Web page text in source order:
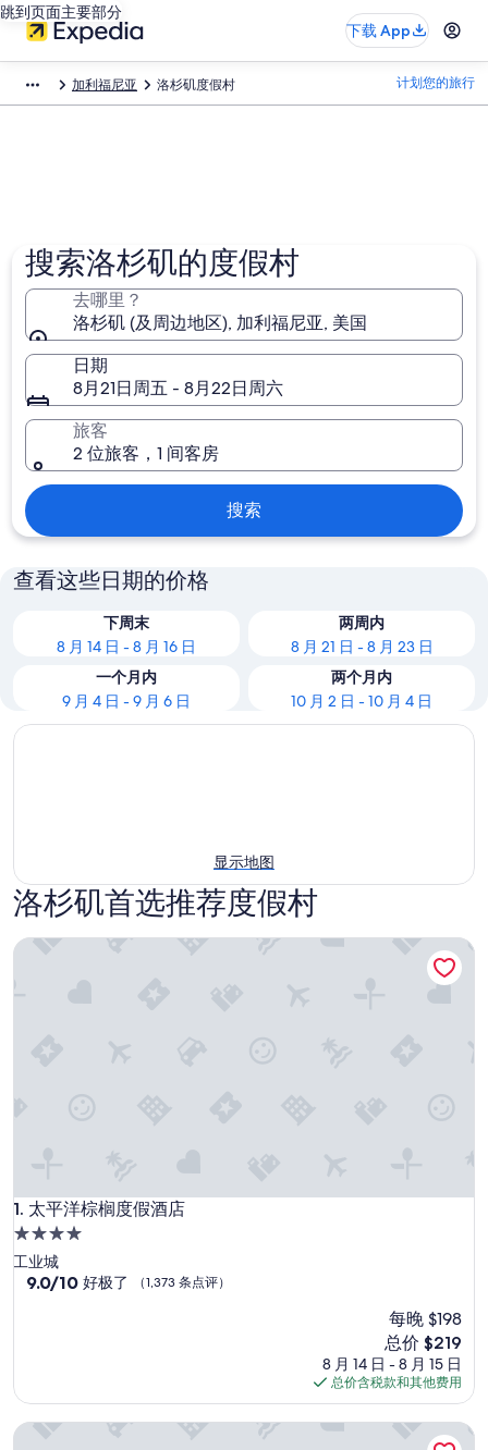
跳到页面主要部分
下载 App
加利福尼亚 洛杉矶度假村 计划您的旅行
搜索洛杉矶的度假村
去哪里？
洛杉矶 (及周边地区), 加利福尼亚, 美国
日期
8月21日周五 - 8月22日周六
旅客
2 位旅客，1 间客房
搜索
查看这些日期的价格
下周末
8 月 14 日 - 8 月 16 日
两周内
8 月 21 日 - 8 月 23 日
一个月内
9 月 4 日 - 9 月 6 日
两个月内
10 月 2 日 - 10 月 4 日
显示地图
洛杉矶首选推荐度假村
1. 太平洋棕榈度假酒店
太平洋棕榈度假酒店
4.0
星
住
工业城
9.0
9.0/10 好极了 （1,373 条点评）
每晚 $198
新
格
$219
总价 $219
8 月 14 日 - 8 月 15 日
总价含税款和其他费用
太平洋棕榈度假酒店
Luxury 2 Bedroom Villa at Terranea Resort